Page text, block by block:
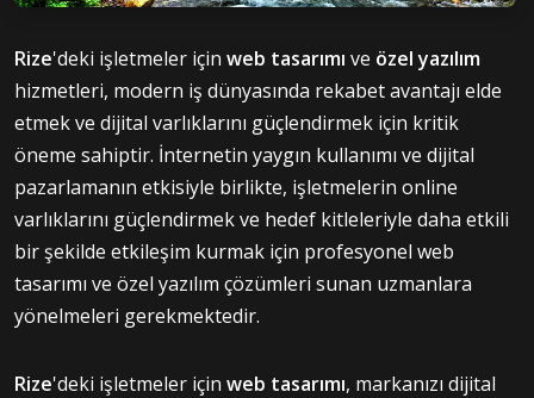
Rize'deki işletmeler için web tasarımı ve özel yazılım
hizmetleri, modern iş dünyasında rekabet avantajı elde
etmek ve dijital varlıklarını güçlendirmek için kritik
öneme sahiptir. İnternetin yaygın kullanımı ve dijital
pazarlamanın etkisiyle birlikte, işletmelerin online
varlıklarını güçlendirmek ve hedef kitleleriyle daha etkili
bir şekilde etkileşim kurmak için profesyonel web
tasarımı ve özel yazılım çözümleri sunan uzmanlara
yönelmeleri gerekmektedir.
Rize'deki işletmeler için web tasarımı, markanızı dijital